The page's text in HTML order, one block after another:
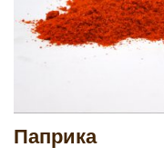
Паприка